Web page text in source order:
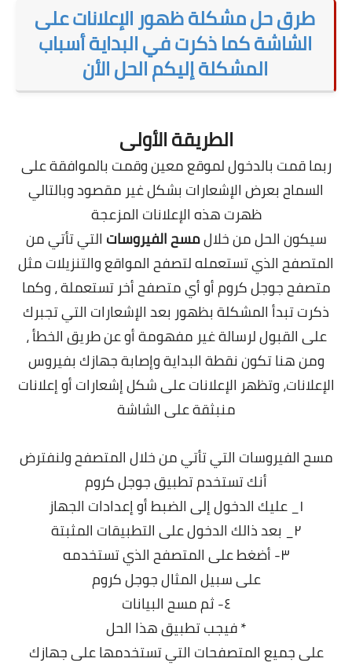
طرق حل مشكلة ظهور الإعلانات على
الشاشة كما ذكرت في البداية أسباب
المشكلة إليكم الحل الأن
الطريقة الأولى
ربما قمت بالدخول لموقع معين وقمت بالموافقة على
السماح بعرض الإشعارات بشكل غير مقصود وبالتالي
ظهرت هذه الإعلانات المزعجة
سيكون الحل من خلالمسح الفيروسات التي تأتي من
المتصفح الذي تستعمله لتصفح المواقع والتنزيلات مثل
متصفح جوجل كروم أو أي متصفح أخر تستعملة ، وكما
ذكرت تبدأ المشكلة بظهور بعد الإشعارات التي تجبرك
على القبول لرسالة غير مفهومة أو عن طريق الخطأ ،
ومن هنا تكون نقطة البداية وإصابة جهازك بفيروس
الإعلانات، وتظهر الإعلانات على شكل إشعارات أو إعلانات
منبثقة على الشاشة
مسح الفيروسات التي تأتي من خلال المتصفح ولنفترض
أنك تستخدم تطبيق جوجل كروم
١_ عليك الدخول إلى الضبط أو إعدادات الجهاز
٢_ بعد ذالك الدخول على التطبيقات المثبتة
٣- أضغط على المتصفح الذي تستخدمه
على سبيل المثال جوجل كروم
٤- ثم مسح البيانات
* فيجب تطبيق هذا الحل
على جميع المتصفحات التي تستخدمها على جهازك